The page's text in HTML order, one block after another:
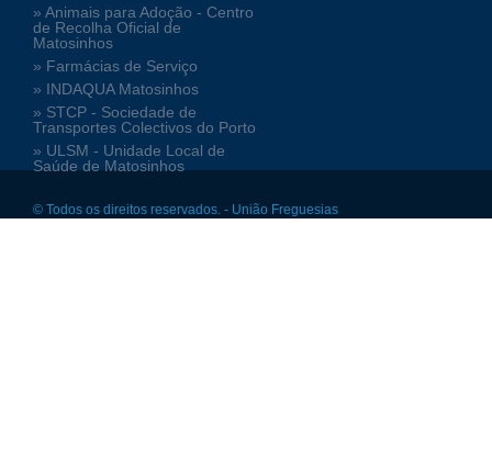
» Animais para Adoção - Centro
de Recolha Oficial de
Matosinhos
» Farmácias de Serviço
» INDAQUA Matosinhos
» STCP - Sociedade de
Transportes Colectivos do Porto
» ULSM - Unidade Local de
Saúde de Matosinhos
© Todos os direitos reservados. - União Freguesias